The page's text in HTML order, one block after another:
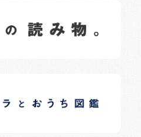
。
。